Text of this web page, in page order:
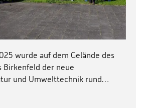
wurde auf dem Gelände des
Birkenfeld der neue
und Umwelttechnik rund…